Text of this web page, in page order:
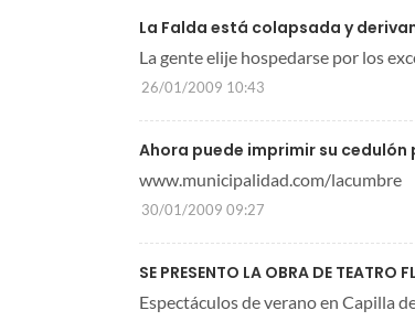
La Falda está colapsada y
La gente elije hospedarse por los
26/01/2009 10:43
Ahora puede imprimir su
www.municipalidad.com/lacumbre
30/01/2009 09:27
SE PRESENTO LA OBRA DE TEATRO
Espectáculos de verano en Capilla